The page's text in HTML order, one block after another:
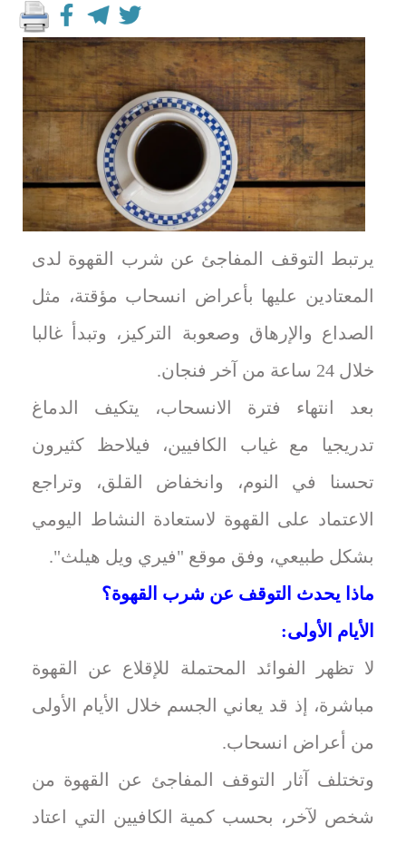
يرتبط التوقف المفاجئ عن شرب القهوة لدى
المعتادين عليها بأعراض انسحاب مؤقتة، مثل
الصداع والإرهاق وصعوبة التركيز، وتبدأ غالبا
خلال 24 ساعة من آخر فنجان.
بعد انتهاء فترة الانسحاب، يتكيف الدماغ
تدريجيا مع غياب الكافيين، فيلاحظ كثيرون
تحسنا في النوم، وانخفاض القلق، وتراجع
الاعتماد على القهوة لاستعادة النشاط اليومي
بشكل طبيعي، وفق موقع "فيري ويل هيلث".
ماذا يحدث التوقف عن شرب القهوة؟
الأيام الأولى:
لا تظهر الفوائد المحتملة للإقلاع عن القهوة
مباشرة، إذ قد يعاني الجسم خلال الأيام الأولى
من أعراض انسحاب.
وتختلف آثار التوقف المفاجئ عن القهوة من
شخص لآخر، بحسب كمية الكافيين التي اعتاد